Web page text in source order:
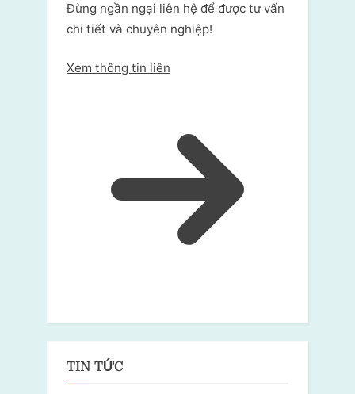
Đừng ngần ngại liên hệ để được tư vấn
chi tiết và chuyên nghiệp!
Xem thông tin liên
TIN TỨC